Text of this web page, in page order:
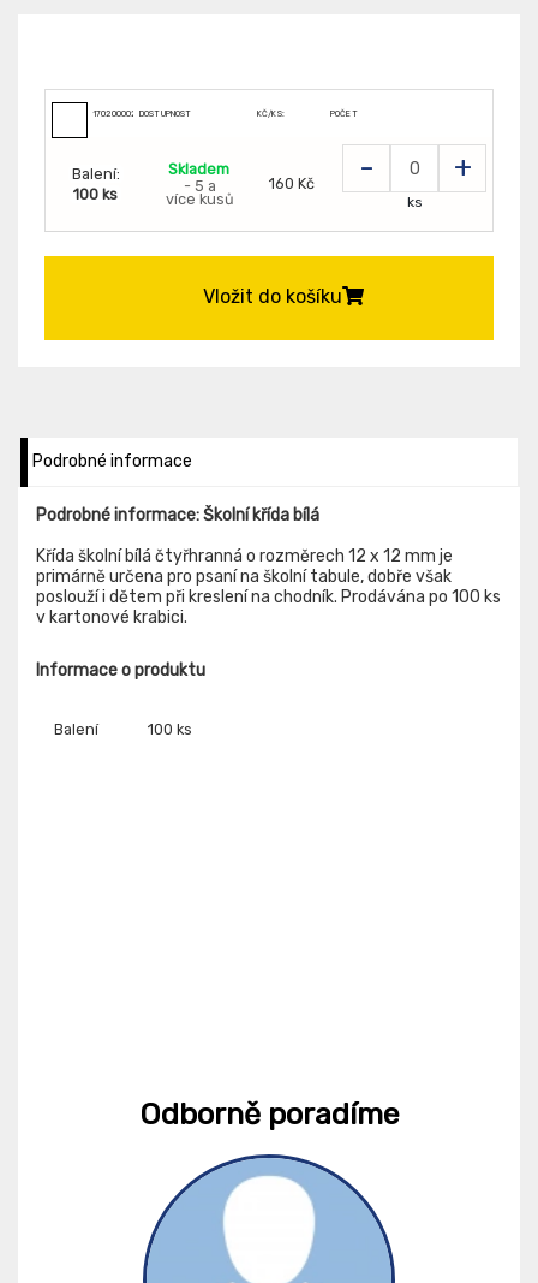
170200002 DOSTUPNOST KČ/KS: POČET
Balení:
100 ks
Skladem
- 5 a
více kusů
160 Kč - +
ks
Vložit do košíku
Podrobné informace
Podrobné informace: Školní křída bílá
Křída školní bílá čtyřhranná o rozměrech 12 x 12 mm je
primárně určena pro psaní na školní tabule, dobře však
poslouží i dětem při kreslení na chodník. Prodávána po 100 ks
v kartonové krabici.
Informace o produktu
Balení 100 ks
Odborně poradíme